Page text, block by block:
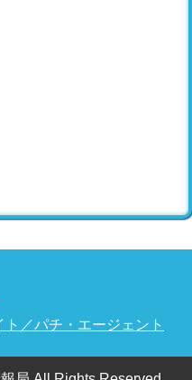
／パチ・エージェント